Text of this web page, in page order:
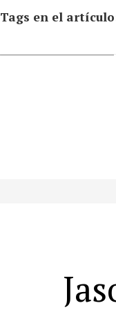
Tags en el